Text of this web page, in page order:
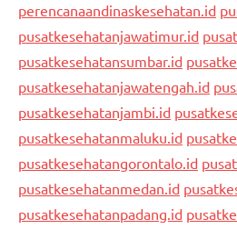
perencanaandinaskesehatan.id
pusatkesehatanjawatimur.id
pusatkesehatansumbar.id
pusatkesehatanjawatengah.id
pusatkesehatanjambi.id
pusatkesehatanmaluku.id
pusatkesehatangorontalo.id
pusatkesehatanmedan.id
pusatkesehatanpadang.id